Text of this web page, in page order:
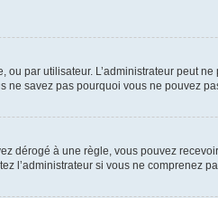
par utilisateur. L’administrateur peut
savez pas pourquoi vous ne pouvez
à une règle, vous pouvez
l’administrateur si vous ne comprenez